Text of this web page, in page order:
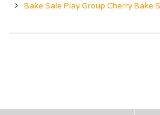
Bake Sale Play Group Cherry Bake